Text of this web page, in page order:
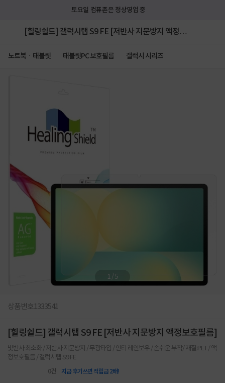
토요일 컴퓨존은 정상영업 중
[힐링쉴드] 갤럭시탭 S9 FE [저반사 지문방지 액정보
노트북ㆍ태블릿 태블릿PC 보호필름 갤럭시 시리즈
1/5
상품번호1333541
[힐링쉴드] 갤럭시탭 S9 FE [저반사 지문방지 액정보호필름]
빛반사 최소화 / 저반사 지문방지 / 무광타입 / 안티 레인보우 / 손쉬운 부착/ 재질:PET / 액
정보호필름 / 갤럭시탭 S9 FE
0건 지금 후기쓰면 적립금 2배!